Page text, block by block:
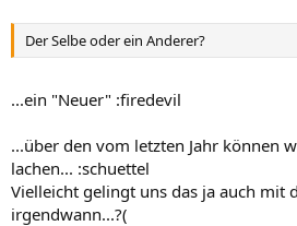
Der Selbe oder ein Anderer?
...ein "Neuer" :firedevil
...über den vom letzten Jahr können
lachen... :schuettel
Vielleicht gelingt uns das ja auch mit
irgendwann...?(